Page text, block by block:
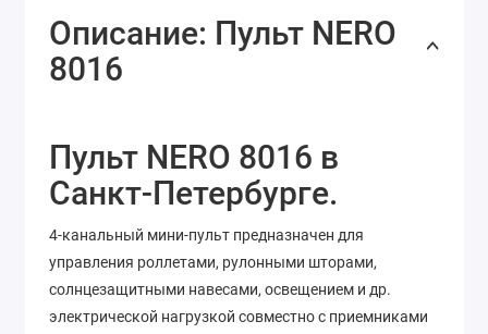
Описание: Пульт NERO
8016
Пульт NERO 8016 в
Санкт-Петербурге.
4-канальный мини-пульт предназначен для
управления роллетами, рулонными шторами,
солнцезащитными навесами, освещением и др.
электрической нагрузкой совместно с приемниками